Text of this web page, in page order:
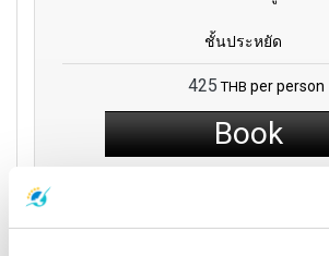
ชั้นประหยัด
425 THB per person
Book